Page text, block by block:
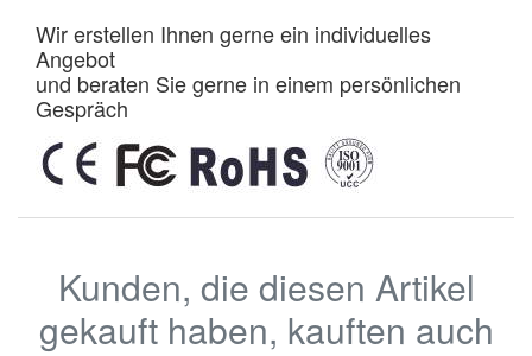
Wir erstellen Ihnen gerne ein individuelles
Angebot
und beraten Sie gerne in einem persönlichen
Gespräch
Kunden, die diesen Artikel
gekauft haben, kauften auch